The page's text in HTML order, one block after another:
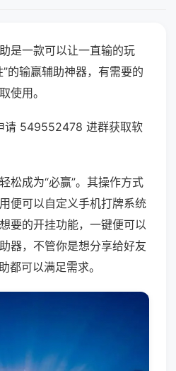
是一款可以让一直输的玩
的输赢辅助神器，有需要的
使用。
请 549552478 进群获取软
松成为“必赢”。其操作方式
便可以自定义手机打牌系统
要的开挂功能，一键便可以
器，不管你是想分享给好友
都可以满足需求。